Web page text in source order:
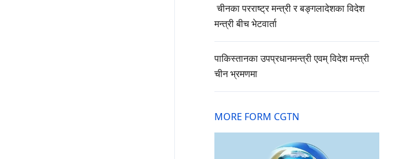
चीनका परराष्ट्र मन्त्री र बङ्गलादेशका विदेश
मन्त्री बीच भेटवार्ता
पाकिस्तानका उपप्रधानमन्त्री एवम् विदेश मन्त्री
चीन भ्रमणमा
MORE FORM CGTN